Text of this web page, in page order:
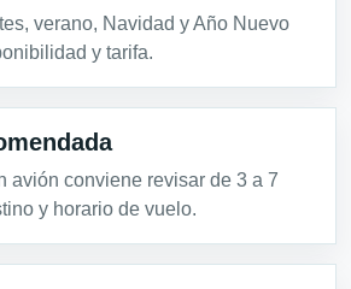
verano, Navidad y Año Nuevo
y tarifa.
avión conviene revisar de 3 a 7
y horario de vuelo.